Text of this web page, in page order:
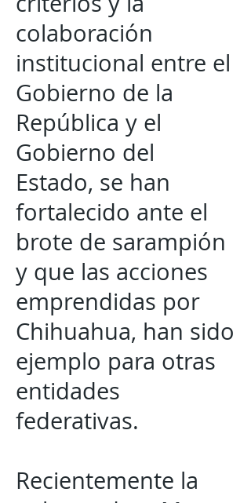
colaboración
institucional entre el
Gobierno de la
República y el
Gobierno del
Estado, se han
fortalecido ante el
brote de sarampión
y que las acciones
emprendidas por
Chihuahua, han sido
ejemplo para otras
entidades
federativas.
Recientemente la